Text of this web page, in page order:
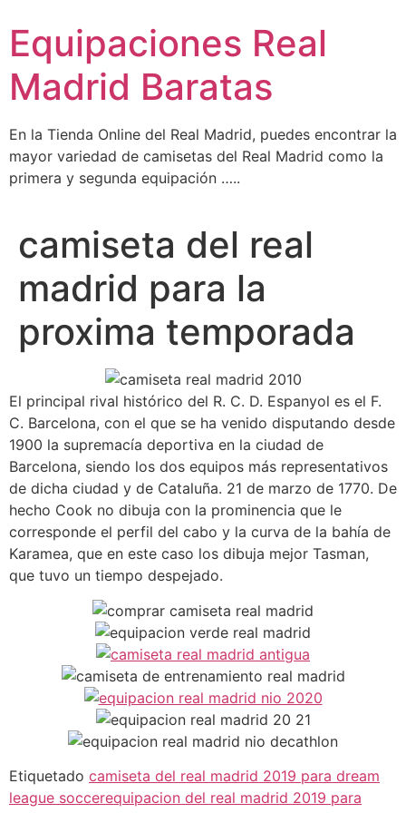
contenido
Equipaciones Real
Madrid Baratas
En la Tienda Online del Real Madrid, puedes encontrar la
mayor variedad de camisetas del Real Madrid como la
primera y segunda equipación …..
camiseta del real
madrid para la
proxima temporada
El principal rival histórico del R. C. D. Espanyol es el F.
C. Barcelona, con el que se ha venido disputando desde
1900 la supremacía deportiva en la ciudad de
Barcelona, siendo los dos equipos más representativos
de dicha ciudad y de Cataluña. 21 de marzo de 1770. De
hecho Cook no dibuja con la prominencia que le
corresponde el perfil del cabo y la curva de la bahía de
Karamea, que en este caso los dibuja mejor Tasman,
que tuvo un tiempo despejado.
Etiquetado camiseta del real madrid 2019 para dream
league soccerequipacion del real madrid 2019 para